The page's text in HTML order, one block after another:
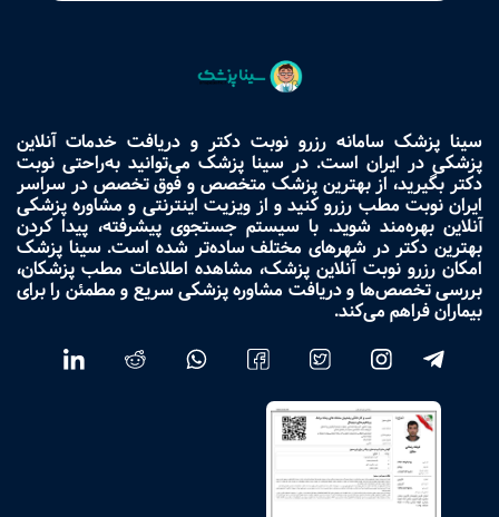
سینا پزشک سامانه رزرو نوبت دکتر و دریافت خدمات آنلاین
پزشکی در ایران است. در سینا پزشک می‌توانید به‌راحتی نوبت
دکتر بگیرید، از بهترین پزشک متخصص و فوق تخصص در سراسر
ایران نوبت مطب رزرو کنید و از ویزیت اینترنتی و مشاوره پزشکی
آنلاین بهره‌مند شوید. با سیستم جستجوی پیشرفته، پیدا کردن
بهترین دکتر در شهرهای مختلف ساده‌تر شده است. سینا پزشک
امکان رزرو نوبت آنلاین پزشک، مشاهده اطلاعات مطب پزشکان،
بررسی تخصص‌ها و دریافت مشاوره پزشکی سریع و مطمئن را برای
بیماران فراهم می‌کند.